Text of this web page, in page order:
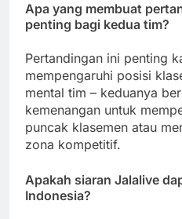
Apa yang membuat
penting bagi kedua tim?
Pertandingan ini penting
mempengaruhi posisi
mental tim – keduanya
kemenangan untuk
puncak klasemen atau
zona kompetitif.
Apakah siaran Jalalive
Indonesia?